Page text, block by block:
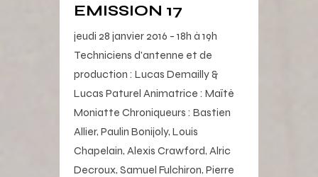
EMISSION 17
jeudi 28 janvier 2016 - 18h à 19h
Techniciens d'antenne et de
production : Lucas Demailly &
Lucas Paturel Animatrice : Maïté
Moniatte Chroniqueurs : Bastien
Allier, Paulin Bonijoly, Louis
Chapelain, Alexis Crawford, Alric
Decroux, Samuel Fulchiron, Pierre